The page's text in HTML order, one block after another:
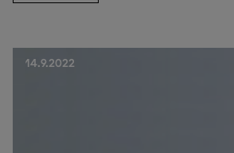
14.9.2022